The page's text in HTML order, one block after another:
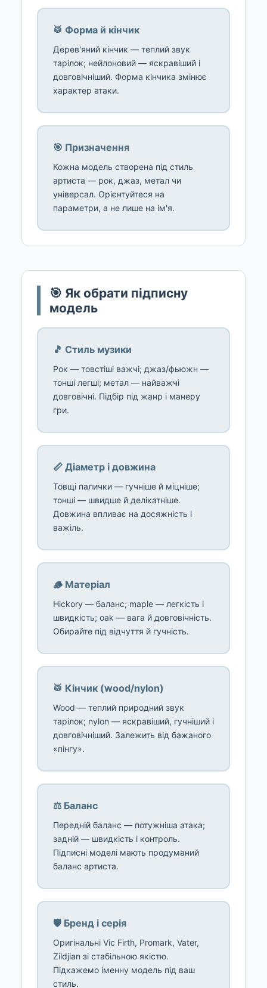
🥁 Форма й кінчик
Дерев'яний кінчик — теплий звук
тарілок; нейлоновий — яскравіший і
довговічніший. Форма кінчика змінює
характер атаки.
🎯 Призначення
Кожна модель створена під стиль
артиста — рок, джаз, метал чи
універсал. Орієнтуйтеся на
параметри, а не лише на ім'я.
🎯 Як обрати підписну
модель
🎵 Стиль музики
Рок — товстіші важчі; джаз/фьюжн —
тонші легші; метал — найважчі
довговічні. Підбір під жанр і манеру
гри.
📏 Діаметр і довжина
Товщі палички — гучніше й міцніше;
тонші — швидше й делікатніше.
Довжина впливає на досяжність і
важіль.
🪵 Матеріал
Hickory — баланс; maple — легкість і
швидкість; oak — вага й довговічність.
Обирайте під відчуття й гучність.
🥁 Кінчик (wood/nylon)
Wood — теплий природний звук
тарілок; nylon — яскравіший, гучніший і
довговічніший. Залежить від бажаного
«пінгу».
⚖️ Баланс
Передній баланс — потужніша атака;
задній — швидкість і контроль.
Підписні моделі мають продуманий
баланс артиста.
🛡️ Бренд і серія
Оригінальні Vic Firth, Promark, Vater,
Zildjian зі стабільною якістю.
Підкажемо іменну модель під ваш
стиль.